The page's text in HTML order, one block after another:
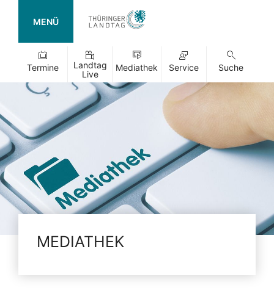
MENÜ
Termine
Landtag
Live
Mediathek Service Suche
MEDIATHEK